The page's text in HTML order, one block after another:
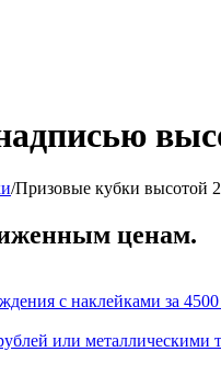
/Призовые кубки высотой
ценам.
с наклейками за
или металлическими